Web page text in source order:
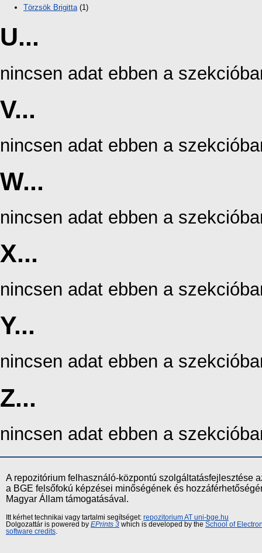
Törzsök Brigitta(1)
U...
nincsen adat ebben a
V...
nincsen adat ebben a
W...
nincsen adat ebben a
X...
nincsen adat ebben a
Y...
nincsen adat ebben a
Z...
nincsen adat ebben a
A repozitórium felhasználó-központú szolgáltatásfejlesztése
a BGE felsőfokú képzései minőségének és
Magyar Állam támogatásával.
Itt kérhet technikai vagy tartalmi segítséget: repozitorium AT uni-bge.hu
Dolgozattár is powered by EPrints 3 which is developed by the School of
software credits